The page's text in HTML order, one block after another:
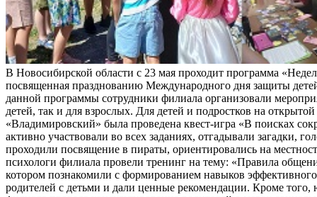
В Новосибирской области с 23 мая проходит программа
посвященная празднованию Международного дня защиты
данной программы сотрудники филиала организовали
детей, так и для взрослых. Для детей и подростков на
«Владимировский» была проведена квест-игра «В поисках
активно участвовали во всех заданиях, отгадывали загадки,
проходили посвящение в пираты, ориентировались на
психологи филиала провели тренинг на тему: «Правила
котором познакомили с формированием навыков
родителей с детьми и дали ценные рекомендации. Кроме того,